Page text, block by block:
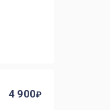
4 900